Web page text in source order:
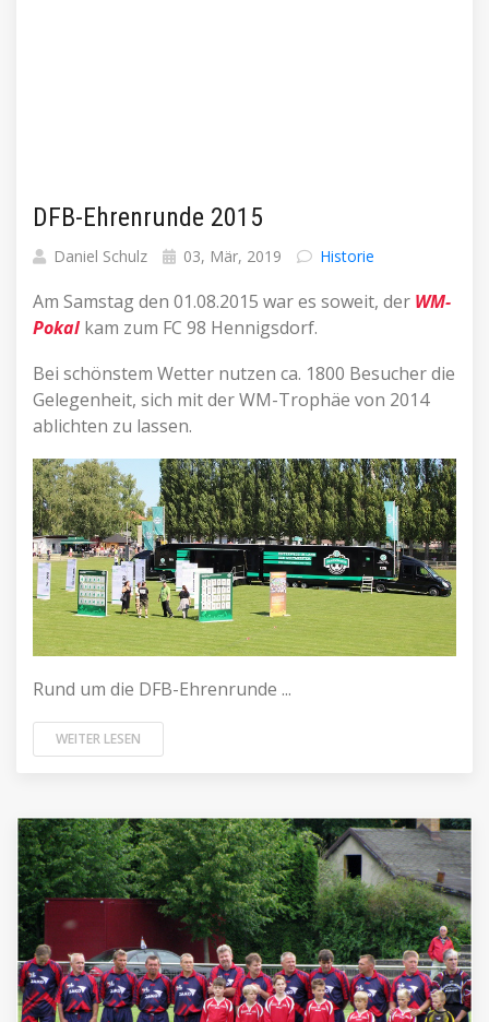
DFB-Ehrenrunde 2015
Daniel Schulz 03, Mär, 2019 Historie
Am Samstag den 01.08.2015 war es soweit, der WM-
Pokalkam zum FC 98 Hennigsdorf.
Bei schönstem Wetter nutzen ca. 1800 Besucher die
Gelegenheit, sich mit der WM-Trophäe von 2014
ablichten zu lassen.
Rund um die DFB-Ehrenrunde ...
WEITER LESEN